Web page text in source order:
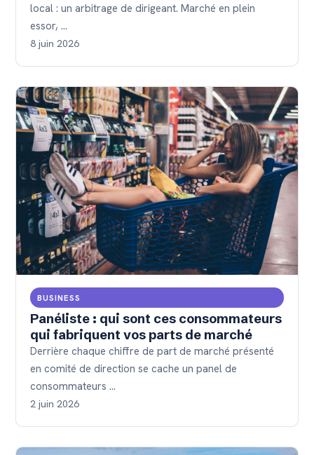
local : un arbitrage de dirigeant. Marché en plein
essor, …
8 juin 2026
BUSINESS
Panéliste : qui sont ces consommateurs
qui fabriquent vos parts de marché
Derrière chaque chiffre de part de marché présenté
en comité de direction se cache un panel de
consommateurs …
2 juin 2026